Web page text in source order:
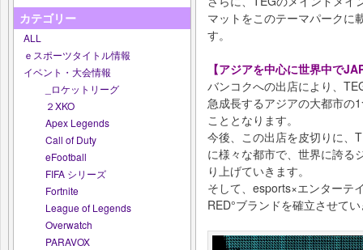
カテゴリー
ALL
ｅスポーツタイトル情報
イベント・大会情報
_ロケットリーグ
２XKO
Apex Legends
Call of Duty
eFootball
FIFA シリーズ
Fortnite
League of Legends
Overwatch
PARAVOX
マットをこのテーマパークに
す。
【アジアを中心に世界中で
バンコクへの出店により、
急成長するアジアの大都市の
こととなります。
今後、この出店を皮切りに、
に様々な都市で、世界に誇る
り上げていきます。
そして、esports×エンターテ
RED°ブランドを確立させて